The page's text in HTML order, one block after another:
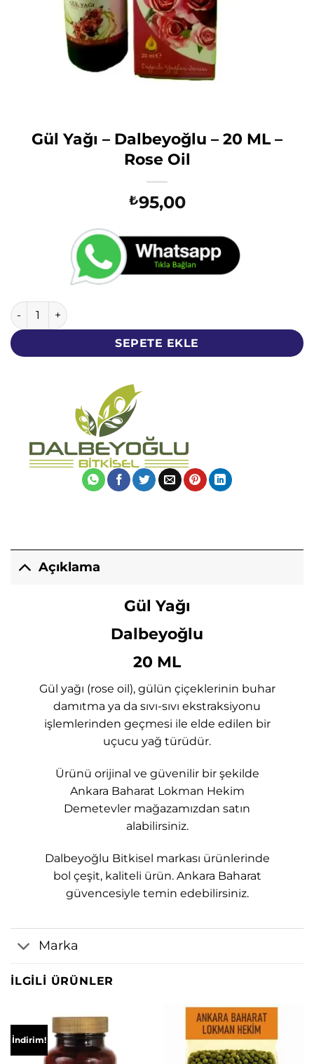
Gül Yağı – Dalbeyoğlu – 20 ML –
Rose Oil
₺95,00
Gül Yağı - Dalbeyoğlu - 20 ML - Rose Oil adet
SEPETE EKLE
Açıklama
Gül Yağı
Dalbeyoğlu
20 ML
Gül yağı (rose oil), gülün çiçeklerinin buhar
damıtma ya da sıvı-sıvı ekstraksiyonu
işlemlerinden geçmesi ile elde edilen bir
uçucu yağ türüdür.
Ürünü orijinal ve güvenilir bir şekilde
Ankara Baharat Lokman Hekim
Demetevler mağazamızdan satın
alabilirsiniz.
Dalbeyoğlu Bitkisel markası ürünlerinde
bol çeşit, kaliteli ürün. Ankara Baharat
güvencesiyle temin edebilirsiniz.
Marka
İLGILI ÜRÜNLER
İndirim!